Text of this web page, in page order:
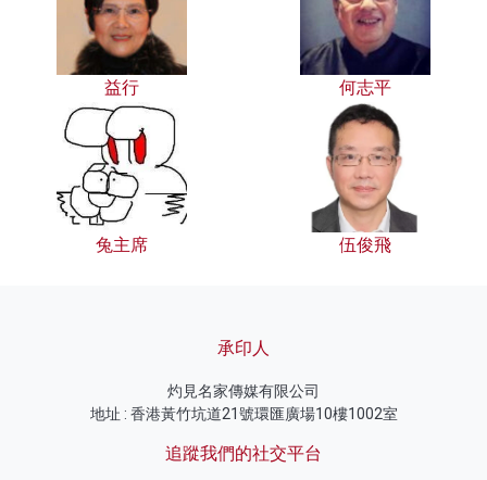
益行 何志平
兔主席 伍俊飛
承印人
灼見名家傳媒有限公司
地址 : 香港黃竹坑道21號環匯廣場10樓1002室
追蹤我們的社交平台